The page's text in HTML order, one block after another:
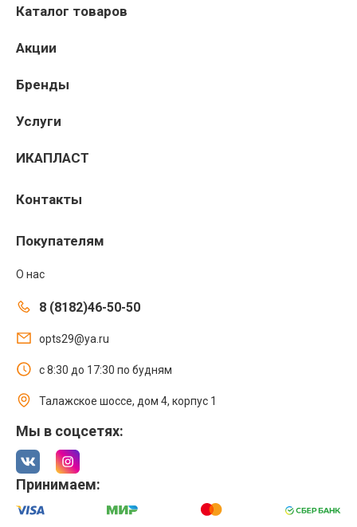
Каталог товаров
Акции
Бренды
Услуги
ИКАПЛАСТ
Контакты
Покупателям
О нас
8 (8182)46-50-50
opts29@ya.ru
с 8:30 до 17:30 по будням
Талажское шоссе, дом 4, корпус 1
Мы в соцсетях:
Принимаем: